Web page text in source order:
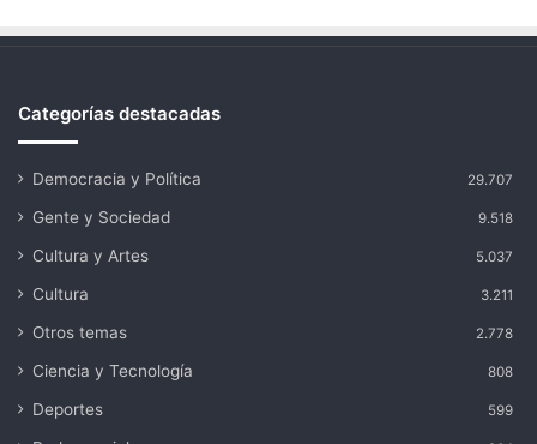
Categorías destacadas
Democracia y Política 29.707
Gente y Sociedad 9.518
Cultura y Artes 5.037
Cultura 3.211
Otros temas 2.778
Ciencia y Tecnología 808
Deportes 599